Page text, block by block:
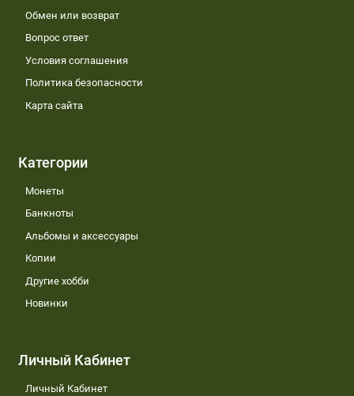
Обмен или возврат
Вопрос ответ
Условия соглашения
Политика безопасности
Карта сайта
Категории
Монеты
Банкноты
Альбомы и аксессуары
Копии
Другие хобби
Новинки
Личный Кабинет
Личный Кабинет